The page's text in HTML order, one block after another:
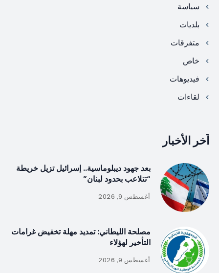
سياسة
بلديات
متفرقات
خاص
فيديوهات
لقاءات
آخر الأخبار
بعد جهود ديبلوماسية.. إسرائيل تزيل خريطة
“تتلاعب بحدود لبنان”
أغسطس 9, 2026
مصلحة الليطاني: تمديد مهلة تخفيض غرامات
التأخير لهؤلاء
أغسطس 9, 2026